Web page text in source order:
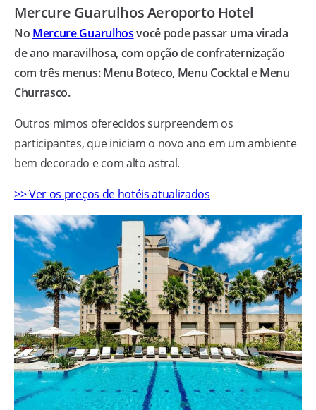
Mercure Guarulhos Aeroporto Hotel
No Mercure Guarulhosvocê pode passar uma virada
de ano maravilhosa, com opção de confraternização
com três menus: Menu Boteco, Menu Cocktal e Menu
Churrasco.
Outros mimos oferecidos surpreendem os
participantes, que iniciam o novo ano em um ambiente
bem decorado e com alto astral.
>> Ver os preços de hotéis atualizados